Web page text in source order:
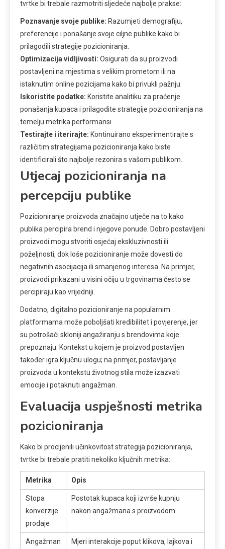
tvrtke bi trebale razmotriti sljedeće najbolje prakse:
Poznavanje svoje publike: Razumjeti demografiju,
preferencije i ponašanje svoje ciljne publike kako bi
prilagodili strategije pozicioniranja.
Optimizacija vidljivosti: Osigurati da su proizvodi
postavljeni na mjestima s velikim prometom ili na
istaknutim online pozicijama kako bi privukli pažnju.
Iskoristite podatke: Koristite analitiku za praćenje
ponašanja kupaca i prilagodite strategije pozicioniranja na
temelju metrika performansi.
Testirajte i iterirajte: Kontinuirano eksperimentirajte s
različitim strategijama pozicioniranja kako biste
identificirali što najbolje rezonira s vašom publikom.
Utjecaj pozicioniranja na
percepciju publike
Pozicioniranje proizvoda značajno utječe na to kako
publika percipira brend i njegove ponude. Dobro postavljeni
proizvodi mogu stvoriti osjećaj ekskluzivnosti ili
poželjnosti, dok loše pozicioniranje može dovesti do
negativnih asocijacija ili smanjenog interesa. Na primjer,
proizvodi prikazani u visini očiju u trgovinama često se
percipiraju kao vrijedniji.
Dodatno, digitalno pozicioniranje na popularnim
platformama može poboljšati kredibilitet i povjerenje, jer
su potrošači skloniji angažiranju s brendovima koje
prepoznaju. Kontekst u kojem je proizvod postavljen
također igra ključnu ulogu; na primjer, postavljanje
proizvoda u kontekstu životnog stila može izazvati
emocije i potaknuti angažman.
Evaluacija uspješnosti metrika
pozicioniranja
Kako bi procijenili učinkovitost strategija pozicioniranja,
tvrtke bi trebale pratiti nekoliko ključnih metrika:
Metrika Opis
Stopa
konverzije
prodaje
Postotak kupaca koji izvrše kupnju
nakon angažmana s proizvodom.
Angažman
Mjeri interakcije poput klikova, lajkova i